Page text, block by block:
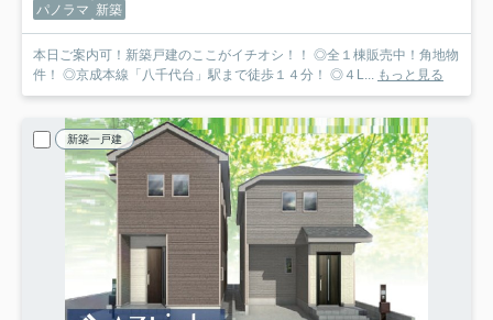
パノラマ 新築
本日ご案内可！新築戸建のここがイチオシ！！ ◎全１棟販売中！角地物
件！ ◎京成本線「八千代台」駅まで徒歩１４分！ ◎４L...
もっと見る
新築一戸建